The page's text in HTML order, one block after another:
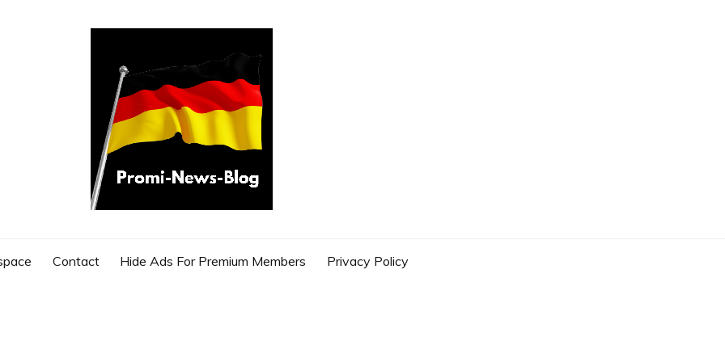
Contact Hide Ads For Premium Members Privacy Policy